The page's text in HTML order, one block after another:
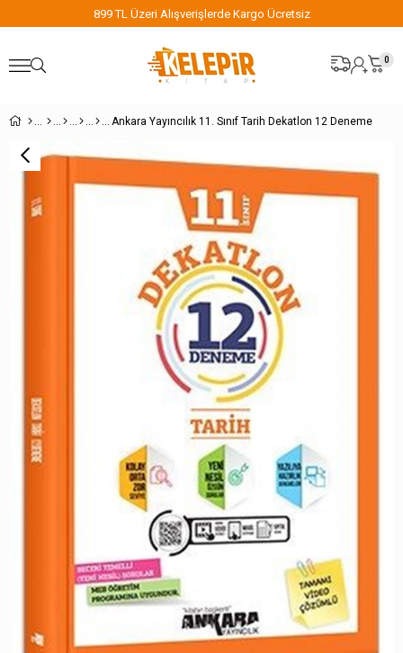
899 TL Üzeri Alışverişlerde Kargo Ücretsiz
0
Ankara Yayıncılık 11. Sınıf Tarih Dekatlon 12 Deneme